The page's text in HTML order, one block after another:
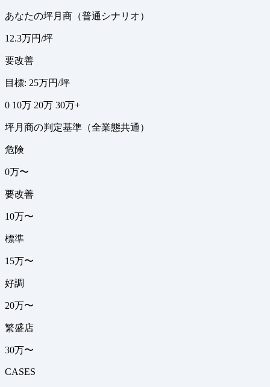
あなたの坪月商（普通シナリオ）
12.3万円/坪
要改善
目標: 25万円/坪
0 10万 20万 30万+
坪月商の判定基準（全業態共通）
危険
0万〜
要改善
10万〜
標準
15万〜
好調
20万〜
繁盛店
30万〜
CASES